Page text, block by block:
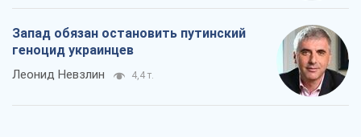
Запад обязан остановить путинский
геноцид украинцев
Леонид Невзлин 4,4 т.